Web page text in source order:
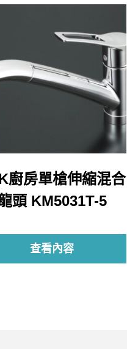
廚房單槍伸縮混合
頭 KM5031T-5
查看內容